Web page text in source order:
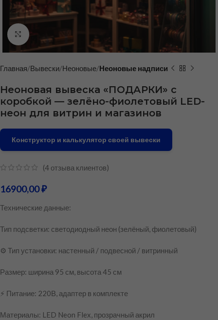
Нажмите, чтобы увеличить
Главная Вывески Неоновые Неоновые надписи
Неоновая вывеска «ПОДАРКИ» с
коробкой — зелёно-фиолетовый LED-
неон для витрин и магазинов
Конструктор и калькулятор своей вывески
(4 отзыва клиентов)
16900,00₽
Технические данные:
Тип подсветки: светодиодный неон (зелёный, фиолетовый)
⚙️ Тип установки: настенный / подвесной / витринный
Размер: ширина 95 см, высота 45 см
⚡ Питание: 220В, адаптер в комплекте
Материалы: LED Neon Flex, прозрачный акрил